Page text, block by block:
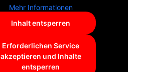
Mehr Informationen
Inhalt entsperren
Erforderlichen Service
akzeptieren und Inhalte
entsperren